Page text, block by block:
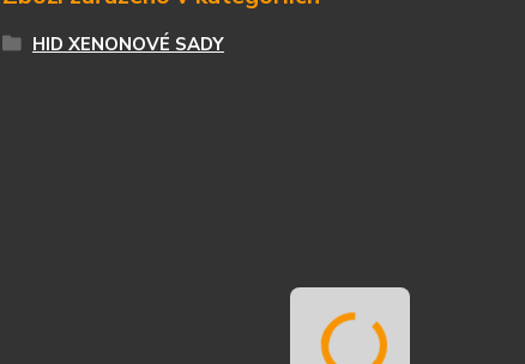
HID XENONOVÉ SADY